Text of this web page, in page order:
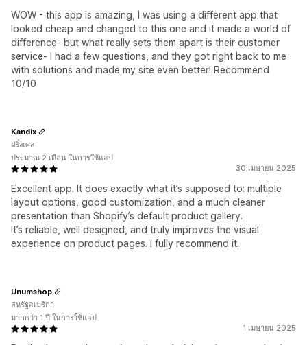
WOW - this app is amazing, I was using a different app that
looked cheap and changed to this one and it made a world of
difference- but what really sets them apart is their customer
service- I had a few questions, and they got right back to me
with solutions and made my site even better! Recommend
10/10
30 เมษายน 2025
Excellent app. It does exactly what it’s supposed to: multiple
layout options, good customization, and a much cleaner
presentation than Shopify’s default product gallery.
It’s reliable, well designed, and truly improves the visual
experience on product pages. I fully recommend it.
Kandix
ฝรั่งเศส
ประมาณ 2 เดือน ในการใช้แอป
1 เมษายน 2025
Unumshop
สหรัฐอเมริกา
มากกว่า 1 ปี ในการใช้แอป